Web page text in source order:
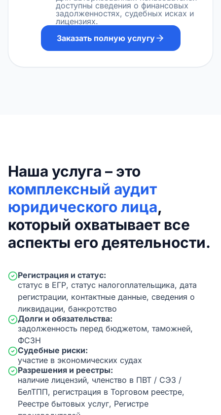
доступны сведения о финансовых
задолженностях, судебных исках и
лицензиях.
Заказать полную услугу
Наша услуга – это
комплексный аудит
юридического лица,
который охватывает все
аспекты его деятельности.
Регистрация и статус:
статус в ЕГР, статус налогоплательщика, дата
регистрации, контактные данные, сведения о
ликвидации, банкротство
Долги и обязательства:
задолженность перед бюджетом, таможней,
ФСЗН
Судебные риски:
участие в экономических судах
Разрешения и реестры:
наличие лицензий, членство в ПВТ / СЭЗ /
БелТПП, регистрация в Торговом реестре,
Реестре бытовых услуг, Регистре